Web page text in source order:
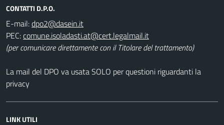
CONTATTI D.P.O.
E-mail:
PEC:
(per comunicare direttamente con il Titolare del trattamento)
La mail del DPO va usata SOLO per questioni riguardanti la
privacy
LINK UTILI